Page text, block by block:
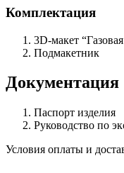
Комплектация
3D-макет
Подмакетник
Документация
Паспорт изделия
Руководство по
Условия оплаты и